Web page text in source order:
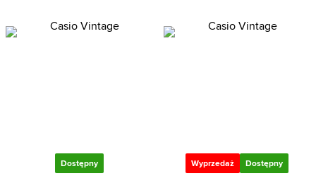
Dostępny Wyprzedaż Dostępny